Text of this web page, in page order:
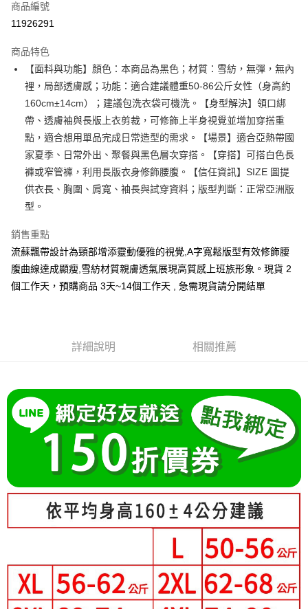
超商取貨付款
Apple Pay
街口支付
悠遊付
Google Pay
全支付
全盈+PAY
相關說明
【大哥付你分期使用說明】
1.本服務由台灣大哥大提供，台灣大哥大用戶可立即使用無須另外申請。
2.付款方式選擇「大哥付你分期」，訂單成立後會自動跳轉到大哥付的交易
流程，驗證手機門號後，選擇欲分期的期數、繳款截止日，確認付款後即完
法說明評估內容。
2.透過簡訊連結打開帳單後，可選擇「超商條碼／台灣大直營門市／銀行轉
帳／街口支付／iPASS MONEY」等通路繳費。
【注意事項】
1.本服務係由「台灣大哥大股份有限公司」（以下簡稱本公司）所提供，讓
用戶於交易時，得透過本服務購買商品或服務，並由商店將買賣／分期付款
買賣價金債權讓與本公司後，依約使用本公司帳單繳交帳款。
2.基於同意付款使用「大哥付你分期」之契約關係目的，商店將以您的個人
由本公司與您本人進行分期帳單所需資料之確認、核對及更正。
3.完整用戶服務條款，請詳閱以下連結：
https://oppay.tw/userRule
【關於「AFTEE先享後付」】
２．便利：只要手機號碼，簡訊認證，即可結帳。
３．安心：先確認商品／服務後，再付款。
１．於結帳方式選擇「AFTEE先享後付」後，將跳轉至「AFTEE先享後付」
結帳頁面，進行簡訊認證並確認金額後，即可完成結帳。
２．訂單成立數日內，您將收到繳費通知簡訊。
３．收到繳費通知簡訊後14天內，點擊此簡訊中的連結，可透過四大超商／
ATM／網路銀行／等多元方式進行付款，方視為交易完成。
※ 請注意：結帳手續完成當下不需立刻繳費，但若您需要取消訂單，請聯絡
購買商品的店家。未經商家同意取消之訂單仍視為有效，需透過AFTEE先享
※ 交易是否成功請以「AFTEE先享後付 」之結帳頁面顯示為準，若有關於
是否繳費成功／繳費後需取消欲退款等相關疑問，請聯繫「AFTEE先享後付
客戶支援中心」https://netprotections.freshdesk.com/support/home
１．透過由恩沛科技股份有限公司提供之「AFTEE先享後付」服務完成之交
易，需依本服務之必要範圍內提供個人資料，並將交易相關給付款項請求債
權轉讓予恩沛科技股份有限公司。
２．關於個人資料處理事宜，請瀏覽以下網址：
https://aftee.tw/terms/#terms3
會員帳號後，即可在購物車使用 Hami Point 折抵消費金額 (1點等於1元)。
全家付款取貨
每筆NT$80，滿NT$699(含以上)免運費
付款後全家取貨
每筆NT$80，滿NT$699(含以上)免運費
萊爾富取貨付款
每筆NT$80，滿NT$699(含以上)免運費
每筆NT$80，滿NT$699(含以上)免運費
7-11付款取貨
每筆NT$80，滿NT$699(含以上)免運費
商品編號
11926291
商品特色
【面料與功能】顏色：本商品為黑色；材質：雪紡，無彈，無內
裡，局部透膚感；功能：適合建議體重50-86公斤女性（身高約
160cm±14cm）；建議包洗衣袋可機洗。【身型解決】領口綁
帶、透膚袖與長版上衣剪裁，可修飾上半身視覺並增加穿搭重
點，適合想用單品完成日常造型的需求。【場景】適合亞熱帶國
家夏季、日常外出、聚餐與黑色層次穿搭。【穿搭】可搭白色長
褲或窄管褲，利用長版衣身修飾腰腹。【信任資訊】SIZE 圖提
供衣長、胸圍、肩寬、袖長與試穿資料；版型判斷：正常亞洲版
型。
銷售重點
流蘇飄帶設計為頸部增添靈動優雅的視覺,A字寬鬆版型有效修飾腰
腹曲線達成顯瘦,雪紡材質親膚透氣展現高質感上班族形象。現貨 2
個工作天，預購商品 3天~14個工作天 , 急需現貨請分開結單
詳細說明 相關推薦